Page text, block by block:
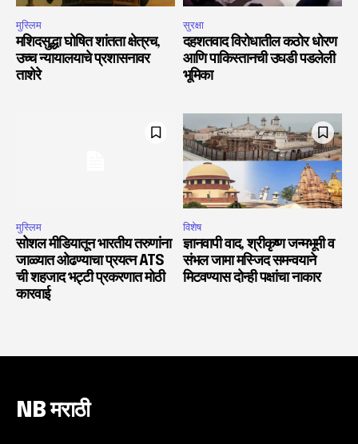
मुस्लिम
मशिदसुद्धा घोषित शांतता क्षेत्रच,
उच्च न्यायालयाचे प्रशासनावर
ताशेरे
सुरक्षा
दहशतवाद विरोधातील कठोर धोरण
आणि पाकिस्तानची उघडी पडलेली
भूमिका
मुस्लिम
सोशल मीडियातून भारतीय तरुणांना
जाळ्यात ओढण्याचा प्रयत्न ATS
ची शहजाद भट्टी प्रकरणात मोठी
कारवाई
विशेष
ज्ञानवापी वाद, श्रीकृष्ण जन्मभूमी व
संभल जामा मस्जिद समन्वयाने
मिटवण्यास दोन्ही पक्षांचा नाकार
NB मराठी